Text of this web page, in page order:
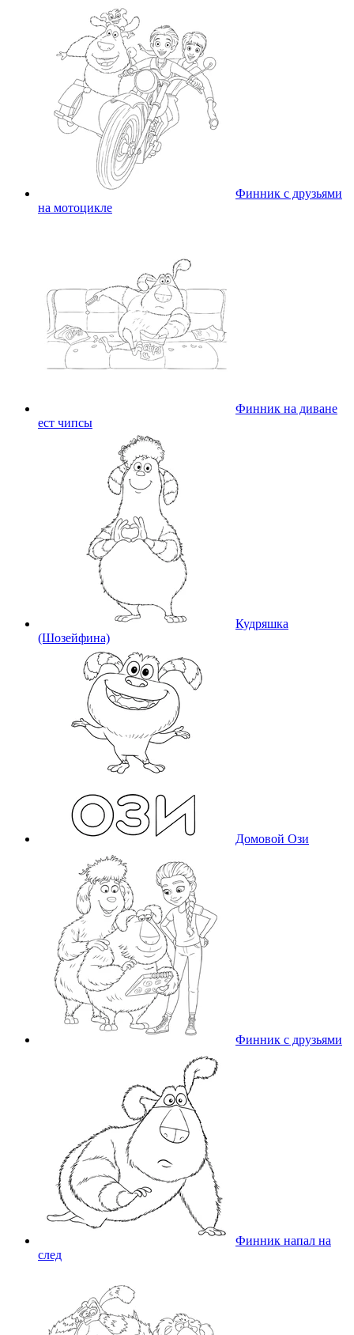
Финник с друзьями
на мотоцикле
Финник на диване
ест чипсы
Кудряшка
(Шозейфина)
Домовой Ози
Финник с друзьями
Финник напал на
след